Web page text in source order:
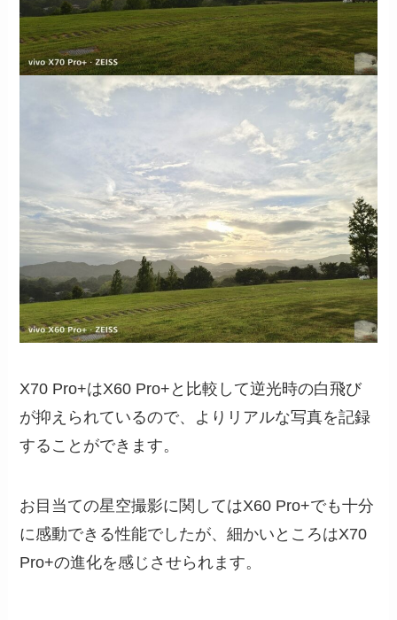
X70 Pro+はX60 Pro+と比較して逆光時の白飛び
が抑えられているので、よりリアルな写真を記録
することができます。
お目当ての星空撮影に関してはX60 Pro+でも十分
に感動できる性能でしたが、細かいところはX70
Pro+の進化を感じさせられます。